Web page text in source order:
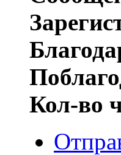
Кол-во